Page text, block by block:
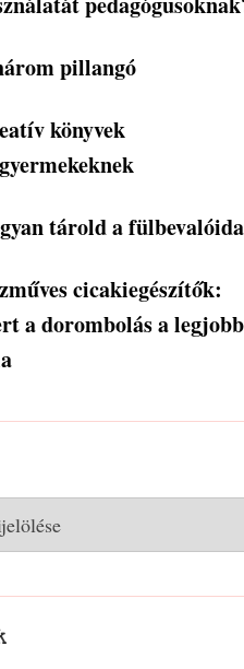
pillangó
könyvek
tárold a
cicakiegészítők:
a dorombolás a legjobb